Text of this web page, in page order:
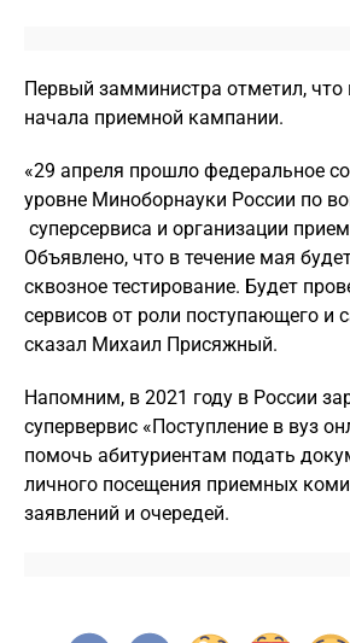
Первый замминистра отметил, что
начала приемной кампании.
«29 апреля прошло федеральное
уровне Миноборнауки России по
суперсервиса и организации
Объявлено, что в течение мая
сквозное тестирование. Будет
сервисов от роли поступающего и
сказал Михаил Присяжный.
Напомним, в 2021 году в России
супервервис «Поступление в вуз
помочь абитуриентам подать
личного посещения приемных
заявлений и очередей.